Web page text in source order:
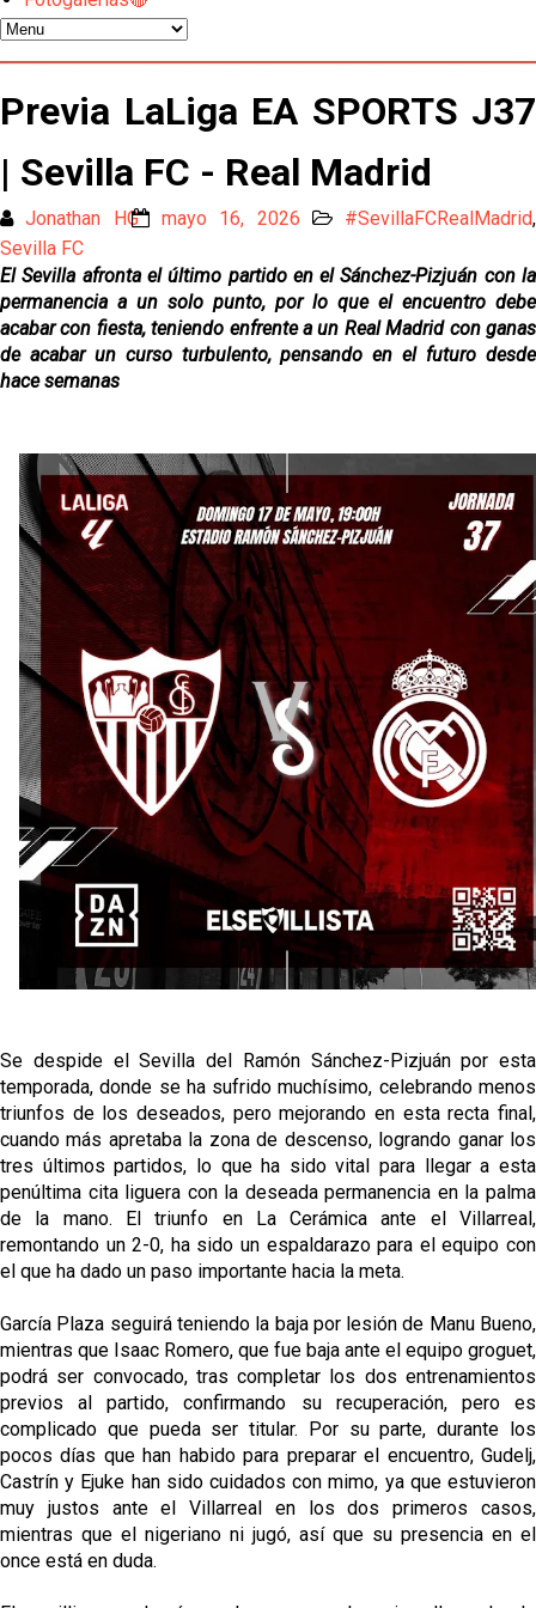
El Sevilla oficializa el traspaso de Sow
Miguel Sierra: La temporada pasada se vio
trabajamos con ilusión
Diomande ya es madridista mientras Rodri agita el
mercado
OFICIAL | Juanlu se marcha al Bournemouth
Los posibles herederos del número 16 tras la
marcha de Juanlu
jugador del Granada CF
El Granada negocia con el Sevilla FC por Alberto
Flores
El Sevilla continúa con despidos y rechaza una
oferta de 420 millones por el club
El Sevilla FC cierra el fichaje de Robbie Ure
Crónica Pretemporada | Real Madrid 2-4 Sevilla FC
Femenino
La revolución de José Ignacio Navarro en el Sevilla
FC
Previa LaLiga EA SPORTS J37
| Sevilla FC - Real Madrid
Jonathan HG mayo 16, 2026 #SevillaFCRealMadrid,
Sevilla FC
El Sevilla afronta el último partido en el Sánchez-Pizjuán con la
permanencia a un solo punto, por lo que el encuentro debe
acabar con fiesta, teniendo enfrente a un Real Madrid con ganas
de acabar un curso turbulento, pensando en el futuro desde
hace semanas
Se despide el Sevilla del Ramón Sánchez-Pizjuán por esta
temporada, donde se ha sufrido muchísimo, celebrando menos
triunfos de los deseados, pero mejorando en esta recta final,
cuando más apretaba la zona de descenso, logrando ganar los
tres últimos partidos, lo que ha sido vital para llegar a esta
penúltima cita liguera con la deseada permanencia en la palma
de la mano. El triunfo en La Cerámica ante el Villarreal,
remontando un 2-0, ha sido un espaldarazo para el equipo con
el que ha dado un paso importante hacia la meta.
García Plaza seguirá teniendo la baja por lesión de Manu Bueno,
mientras que Isaac Romero, que fue baja ante el equipo groguet,
podrá ser convocado, tras completar los dos entrenamientos
previos al partido, confirmando su recuperación, pero es
complicado que pueda ser titular. Por su parte, durante los
pocos días que han habido para preparar el encuentro, Gudelj,
Castrín y Ejuke han sido cuidados con mimo, ya que estuvieron
muy justos ante el Villarreal en los dos primeros casos,
mientras que el nigeriano ni jugó, así que su presencia en el
once está en duda.